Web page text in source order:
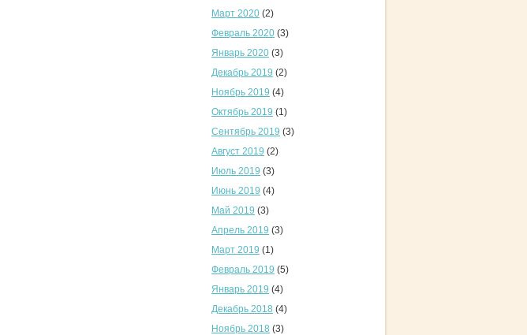
Март 2020 (2)
Февраль 2020 (3)
Январь 2020 (3)
Декабрь 2019 (2)
Ноябрь 2019 (4)
Октябрь 2019 (1)
Сентябрь 2019 (3)
Август 2019 (2)
Июль 2019 (3)
Июнь 2019 (4)
Май 2019 (3)
Апрель 2019 (3)
Март 2019 (1)
Февраль 2019 (5)
Январь 2019 (4)
Декабрь 2018 (4)
Ноябрь 2018 (3)